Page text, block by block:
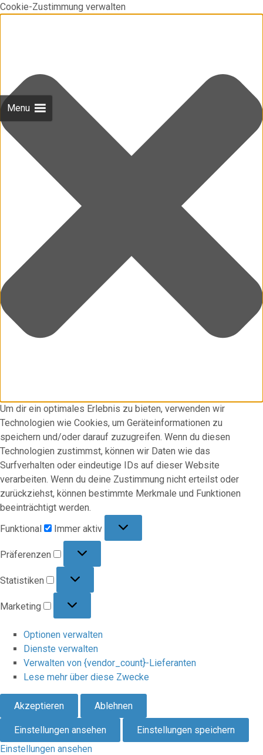
Cookie-Zustimmung verwalten
Um dir ein optimales Erlebnis zu bieten, verwenden wir
Technologien wie Cookies, um Geräteinformationen zu
speichern und/oder darauf zuzugreifen. Wenn du diesen
Technologien zustimmst, können wir Daten wie das
Surfverhalten oder eindeutige IDs auf dieser Website
verarbeiten. Wenn du deine Zustimmung nicht erteilst oder
zurückziehst, können bestimmte Merkmale und Funktionen
beeinträchtigt werden.
Funktional
Immer aktiv
Präferenzen
Statistiken
Marketing
Optionen verwalten
Dienste verwalten
Verwalten von {vendor_count}-Lieferanten
Lese mehr über diese Zwecke
Akzeptieren Ablehnen
Einstellungen ansehen
Einstellungen speichern
Einstellungen ansehen
Menu